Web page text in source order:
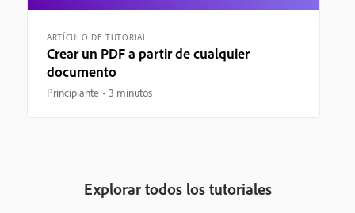
ARTÍCULO DE TUTORIAL
Crear un PDF a partir de cualquier
documento
Principiante 3 minutos
Explorar todos los tutoriales